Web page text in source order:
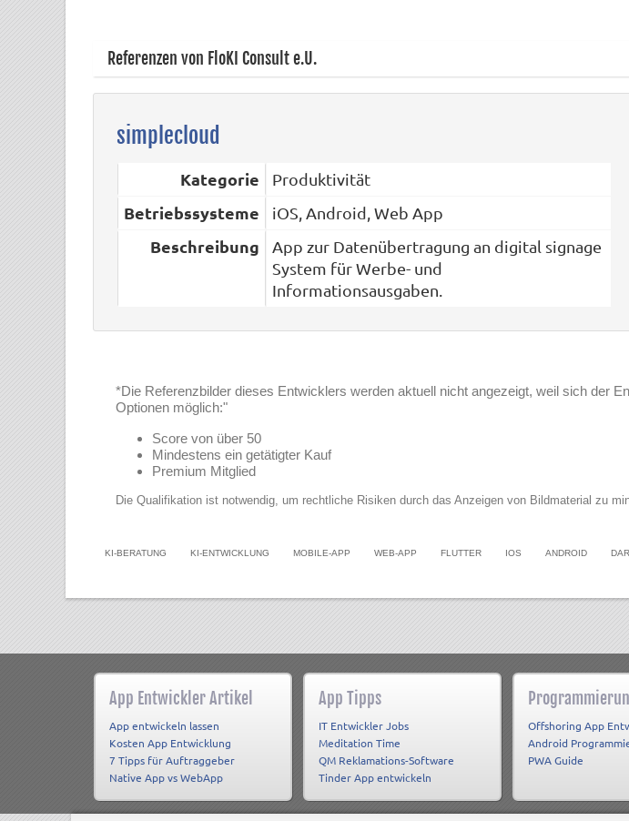
Referenzen von FloKI Consult e.U.
simplecloud
Kategorie Produktivität
Betriebssysteme iOS, Android, Web App
Beschreibung
App zur Datenübertragung an digital signage
System für Werbe- und
Informationsausgaben.
*Die Referenzbilder dieses Entwicklers werden aktuell nicht angezeigt, weil sich der
Optionen möglich:"
Score von über 50
Mindestens ein getätigter Kauf
Premium Mitglied
Die Qualifikation ist notwendig, um rechtliche Risiken durch das Anzeigen von Bildmaterial zu
KI-BERATUNG KI-ENTWICKLUNG MOBILE-APP WEB-APP FLUTTER IOS ANDROID
App Entwickler Artikel
App entwickeln lassen
Kosten App Entwicklung
7 Tipps für Auftraggeber
Native App vs WebApp
App Tipps
IT Entwickler Jobs
Meditation Time
QM Reklamations-Software
Tinder App entwickeln
Offshoring App
Android
PWA Guide